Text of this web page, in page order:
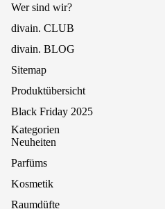
Wer sind wir?
divain. CLUB
divain. BLOG
Sitemap
Produktübersicht
Black Friday 2025
Kategorien
Neuheiten
Parfüms
Kosmetik
Raumdüfte